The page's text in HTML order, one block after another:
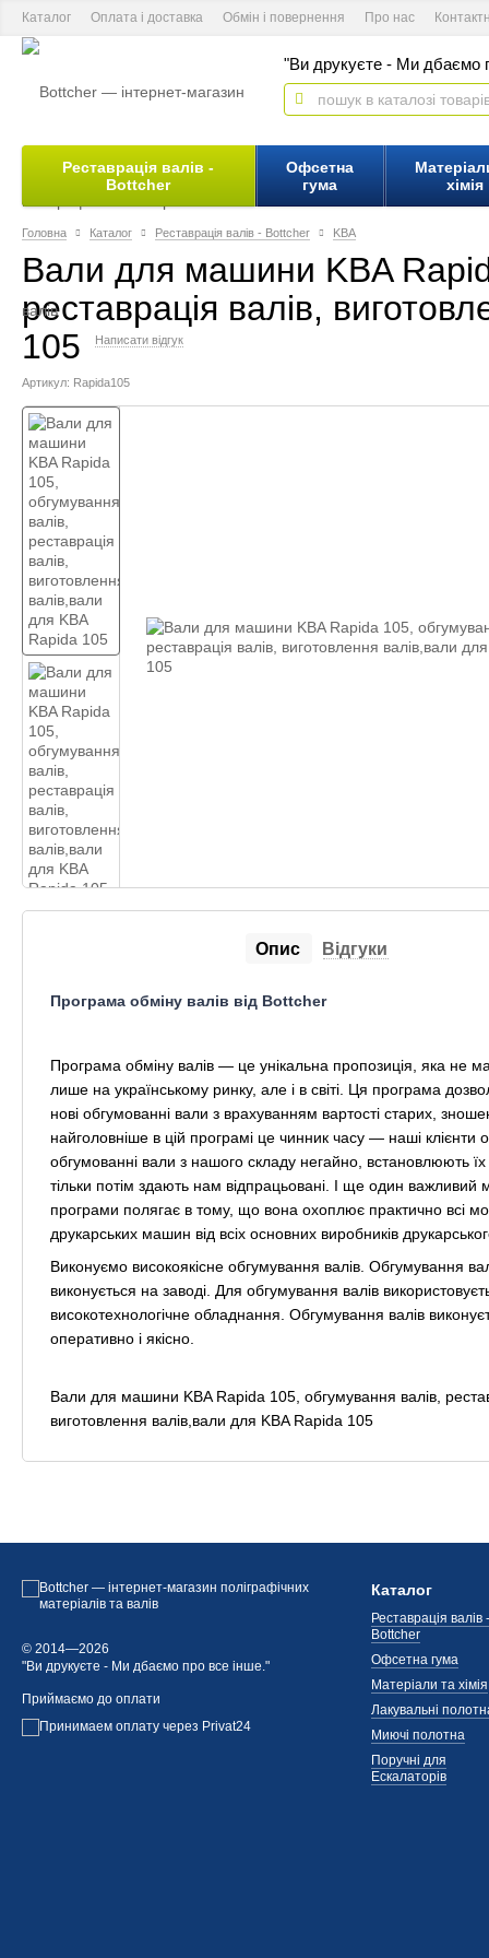
Каталог Оплата і доставка Обмін і повернення Про нас
"Ви друкуєте - Ми дбаємо
Реставрація валів -
Bottcher
Офсетна
гума
хімія
Головна Каталог Реставрація валів - Bottcher KBA
Вали для машини KBA
реставрація валів,
105
Написати відгук
Артикул: Rapida105
Опис Відгуки
Програма обміну валів від Bottcher
Програма обміну валів — це унікальна пропозиція, яка не
лише на українському ринку, але і в світі. Ця програма
нові обгумованні вали з врахуванням вартості старих,
найголовніше в цій програмі це чинник часу — наші клієнти
обгумованні вали з нашого складу негайно, встановлюють
тільки потім здають нам відпрацьовані. І ще один важливий
програми полягає в тому, що вона охоплює практично всі
друкарських машин від всіх основних виробників
Виконуємо високоякісне обгумування валів. Обгумування
виконується на заводі. Для обгумування валів
високотехнологічне обладнання. Обгумування валів
оперативно і якісно.
Вали для машини KBA Rapida 105, обгумування валів,
виготовлення валів,вали для KBA Rapida 105
© 2014—2026
"Ви друкуєте - Ми дбаємо про все інше."
Приймаємо до оплати
Каталог
Реставрація валів -
Bottcher
Офсетна гума
Матеріали та хімія
Лакувальні
Миючі полотна
Поручні для
Ескалаторів